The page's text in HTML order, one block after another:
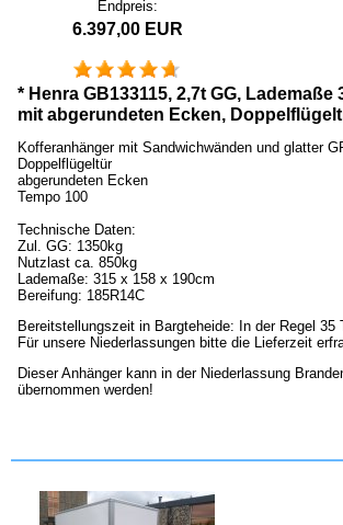
Endpreis:
6.397,00 EUR
* Henra GB133115, 2,7t GG, Lademaße
mit abgerundeten Ecken,
Kofferanhänger mit Sandwichwänden und glatter
Doppelflügeltür
abgerundeten Ecken
Tempo 100
Technische Daten:
Zul. GG: 1350kg
Nutzlast ca. 850kg
Lademaße: 315 x 158 x 190cm
Bereifung: 185R14C
Bereitstellungszeit in Bargteheide: In der Regel 35
Für unsere Niederlassungen bitte die Lieferzeit
Dieser Anhänger kann in der Niederlassung
übernommen werden!